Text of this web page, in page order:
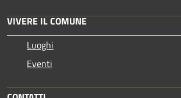
VIVERE IL COMUNE
Luoghi
Eventi